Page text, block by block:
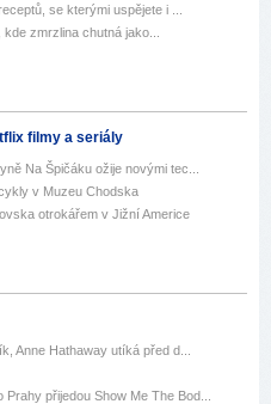
se kterými uspějete i ...
zmrzlina chutná jako...
filmy a seriály
Na Špičáku ožije novými tec...
v Muzeu Chodska
otrokářem v Jižní Americe
Anne Hathaway utíká před d...
přijedou Show Me The Bod...